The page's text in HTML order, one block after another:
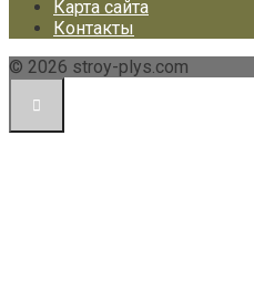
Карта сайта
Контакты
© 2026 stroy-plys.com